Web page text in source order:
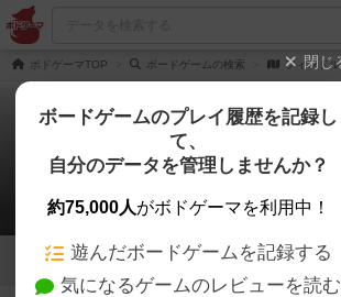
ボドゲーマTOP ボードゲームの検索 フィンドル
フィンドルフ
拡張/関連作品 0件
1 3
閉じ
ボードゲームのプレイ履歴を記録し
て、
自分のデータを管理しませんか？
約75,000人がボドゲーマを利用中！
遊んだボードゲームを記録する
気になるゲームのレビューを読む